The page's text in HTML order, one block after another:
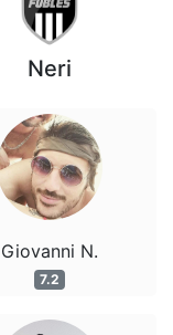
Neri
Giovanni N.
7.2